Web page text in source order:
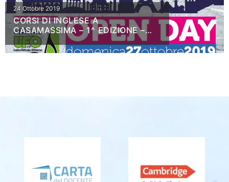
24 Ottobre 2019
CORSI DI INGLESE A
CASAMASSIMA – 1^ EDIZIONE –
2019/2020